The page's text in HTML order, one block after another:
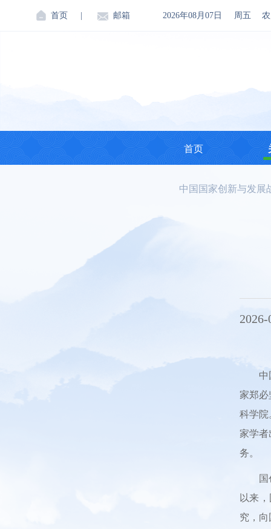
首页 邮箱 2026年08月07日 周五
首页
中国国家创新与发展
中
家郑
科学院
家学
务。
以来
究，